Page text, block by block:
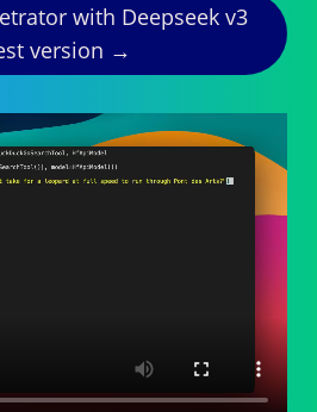
with Deepseek v3
version →